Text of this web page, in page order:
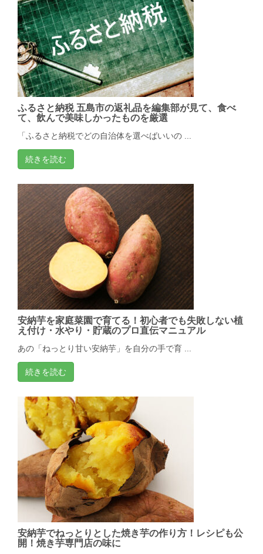
ふるさと納税 五島市の返礼品を編集部が見て、食べ
て、飲んで美味しかったものを厳選
「ふるさと納税でどの自治体を選べばいいの ...
続きを読む
安納芋を家庭菜園で育てる！初心者でも失敗しない植
え付け・水やり・貯蔵のプロ直伝マニュアル
あの「ねっとり甘い安納芋」を自分の手で育 ...
続きを読む
安納芋でねっとりとした焼き芋の作り方！レシピも公
開！焼き芋専門店の味に